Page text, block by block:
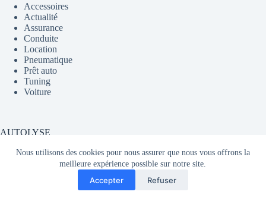
Nous utilisons des cookies pour nous assurer que nous vous offrons la
meilleure expérience possible sur notre site.
Accepter Refuser
Accessoires
Actualité
Assurance
Conduite
Location
Pneumatique
Prêt auto
Tuning
Voiture
AUTOLYSE
Média partageant du contenu sur l'actualité automobile en
France et dans le monde.